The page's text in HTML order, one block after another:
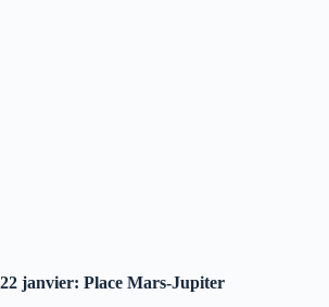
22 janvier: Place Mars-Jupiter